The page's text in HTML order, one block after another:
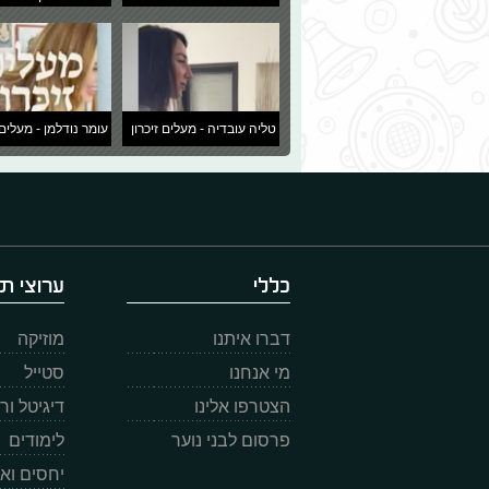
טליה עובדיה - מעלים זיכרון עומר נודלמן - מעלים
כללי
דברו איתנו
מי אנחנו
הצטרפו אלינו
פרסום לבני נוער
ערוצי
מוזיקה
סטייל
דיגיטל
לימודים
יחסים